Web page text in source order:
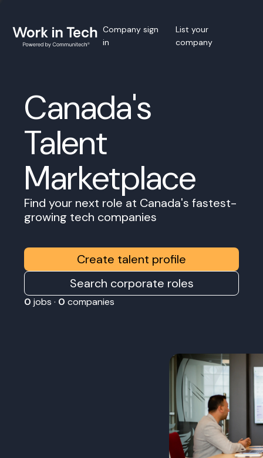
Company sign
in
List your
company
Canada's
Talent
Marketplace
Find your next role at Canada's fastest-
growing tech companies
Create talent profile
Search corporate roles
0 jobs · 0 companies